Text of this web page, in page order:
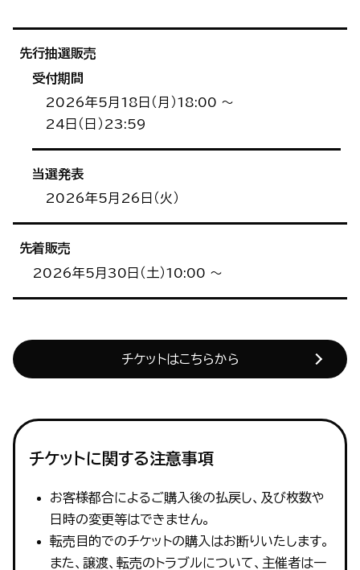
先行抽選販売
受付期間
2026年5月18日（月）18:00 〜
24日（日）23:59
当選発表
2026年5月26日（火）
先着販売
2026年5月30日（土）10:00 ～
チケットはこちらから
チケットに関する注意事項
お客様都合によるご購入後の払戻し、及び枚数や
日時の変更等はできません。
転売目的でのチケットの購入はお断りいたします。
また、譲渡、転売のトラブルについて、主催者は一